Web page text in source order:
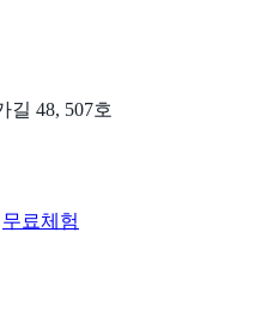
길 48, 507호
무료체험